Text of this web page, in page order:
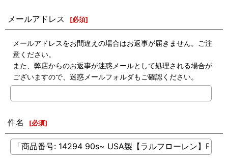
メールアドレス [必須]
メールアドレスをお間違えの場合はお返事が届きません。ご注
意ください。
また、弊店からのお返事が迷惑メールとして処理される場合が
ございますので、迷惑メールフォルダもご確認ください。
件名 [必須]